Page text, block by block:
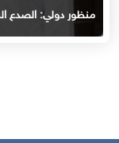
منظور دولي: الصدع